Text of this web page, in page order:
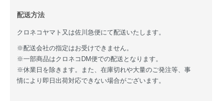
配送方法
クロネコヤマト又は佐川急便にて配送いたします。
※配送会社の指定はお受けできません。
※一部商品はクロネコDM便での配送となります。
※休業日を除きます。また、在庫切れや大量のご発注等、事
情により即日出荷対応できない場合がございます。